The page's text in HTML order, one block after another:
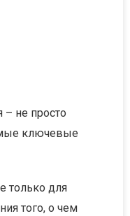
– не просто
ключевые
только для
того, о чем